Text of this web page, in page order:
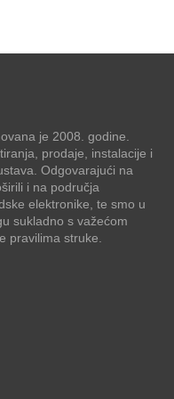
je 2008. godine.
prodaje, instalacije i
Odgovarajući na
i na područja
elektronike, te smo u
sukladno s važećom
pravilima struke.